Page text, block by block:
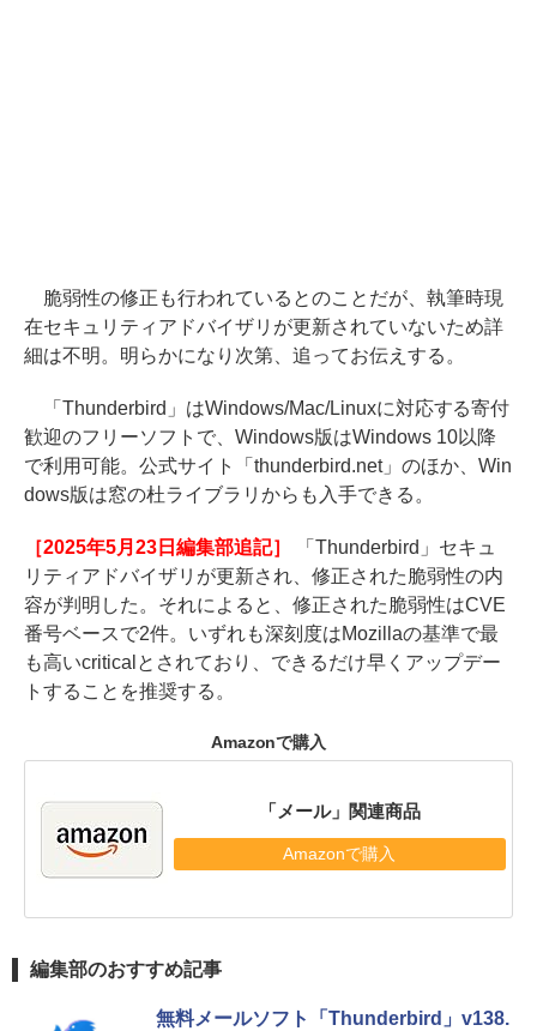
脆弱性の修正も行われているとのことだが、執筆時現
在セキュリティアドバイザリが更新されていないため詳
細は不明。明らかになり次第、追ってお伝えする。
「Thunderbird」はWindows/Mac/Linuxに対応する寄付
歓迎のフリーソフトで、Windows版はWindows 10以降
で利用可能。公式サイト「thunderbird.net」のほか、Win
dows版は窓の杜ライブラリからも入手できる。
［2025年5月23日編集部追記］
「Thunderbird」セキュ
リティアドバイザリが更新され、修正された脆弱性の内
容が判明した。それによると、修正された脆弱性はCVE
番号ベースで2件。いずれも深刻度はMozillaの基準で最
も高いcriticalとされており、できるだけ早くアップデー
トすることを推奨する。
Amazonで購入
「メール」関連商品
Amazonで購入
編集部のおすすめ記事
無料メールソフト「Thunderbird」v138.